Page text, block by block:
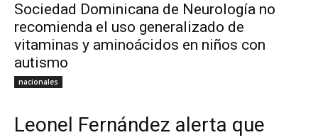
Sociedad Dominicana de Neurología no
recomienda el uso generalizado de
vitaminas y aminoácidos en niños con
autismo
nacionales
Leonel Fernández alerta que